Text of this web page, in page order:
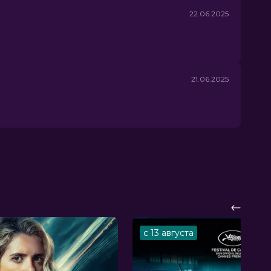
22.06.2025
21.06.2025
с 13 августа